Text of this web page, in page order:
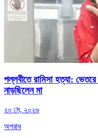
পল্লবীতে রামিসা হত্যা:
নাড়ছিলেন মা
২০ মে, ২০২৬
অপরাধ